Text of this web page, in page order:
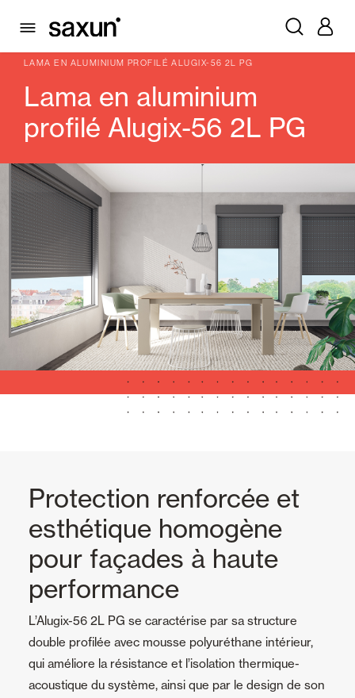
PRODUITS VOLETS ROULANTS ET CAISSONS
LAMES
LAMA EN ALUMINIUM PROFILÉ ALUGIX-56 2L PG
Lama en aluminium
profilé Alugix-56 2L PG
Protection renforcée et
esthétique homogène
pour façades à haute
performance
L’Alugix-56 2L PG se caractérise par sa structure
double profilée avec mousse polyuréthane intérieur,
qui améliore la résistance et l’isolation thermique-
acoustique du système, ainsi que par le design de son